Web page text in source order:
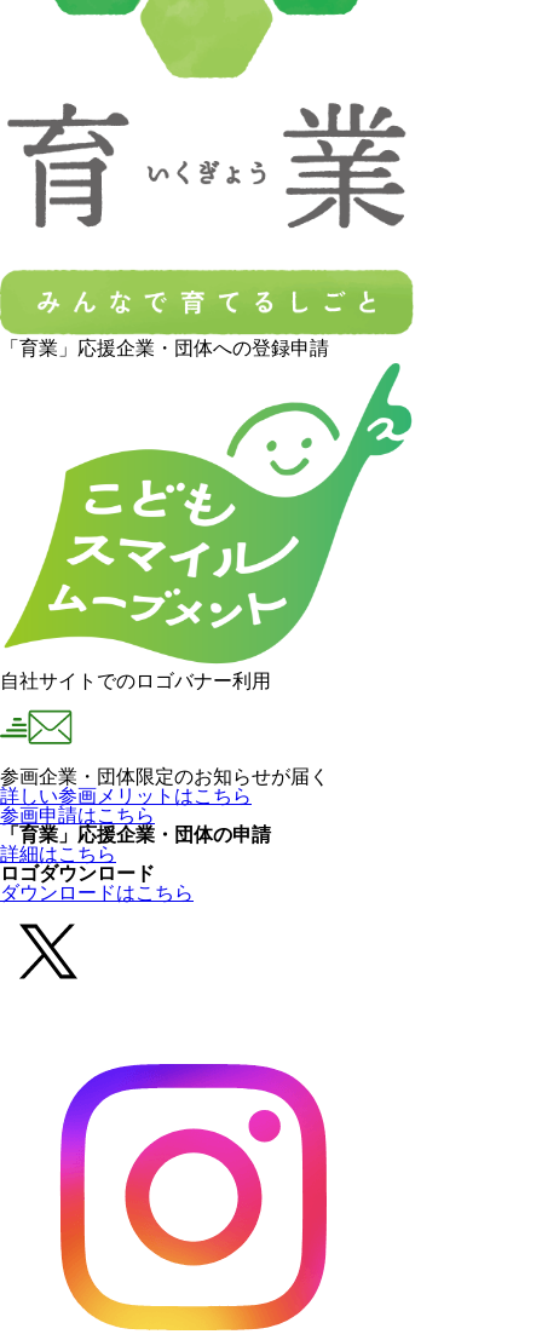
「育業」応援企業・団体への登録申請
自社サイトでのロゴバナー利用
参画企業・団体限定のお知らせが届く
詳しい参画メリットはこちら
参画申請はこちら
「育業」応援企業・団体の申請
詳細はこちら
ロゴダウンロード
ダウンロードはこちら